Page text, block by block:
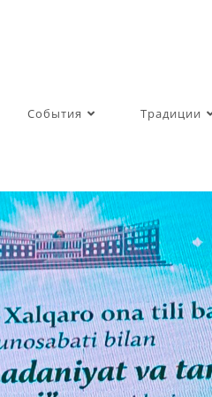
События Традиции